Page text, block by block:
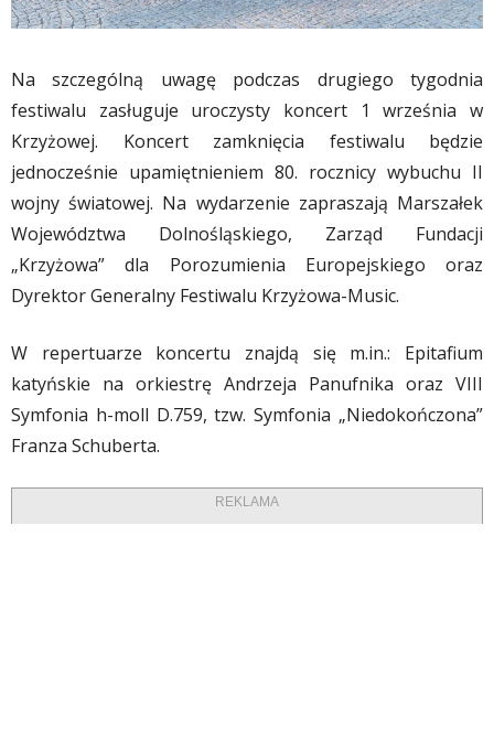
Na szczególną uwagę podczas drugiego tygodnia
festiwalu zasługuje uroczysty koncert 1 września w
Krzyżowej. Koncert zamknięcia festiwalu będzie
jednocześnie upamiętnieniem 80. rocznicy wybuchu II
wojny światowej. Na wydarzenie zapraszają Marszałek
Województwa Dolnośląskiego, Zarząd Fundacji
„Krzyżowa” dla Porozumienia Europejskiego oraz
Dyrektor Generalny Festiwalu Krzyżowa-Music.
W repertuarze koncertu znajdą się m.in.: Epitafium
katyńskie na orkiestrę Andrzeja Panufnika oraz VIII
Symfonia h-moll D.759, tzw. Symfonia „Niedokończona”
Franza Schuberta.
REKLAMA